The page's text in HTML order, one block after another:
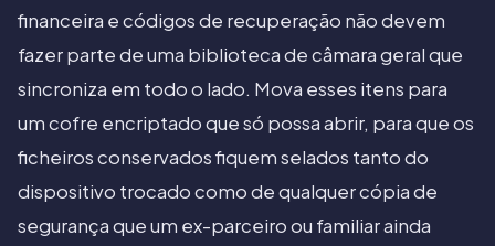
financeira e códigos de recuperação não devem
fazer parte de uma biblioteca de câmara geral que
sincroniza em todo o lado. Mova esses itens para
um cofre encriptado que só possa abrir, para que os
ficheiros conservados fiquem selados tanto do
dispositivo trocado como de qualquer cópia de
segurança que um ex-parceiro ou familiar ainda